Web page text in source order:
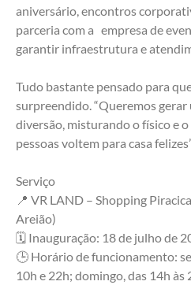
aniversário, encontros
parceria com a   empresa de
garantir infraestrutura e
Tudo bastante pensado para
surpreendido. “Queremos
diversão, misturando o físico e
pessoas voltem para casa
Serviço
📍 VR LAND – Shopping
Areião)
🗓️ Inauguração: 18 de julho de
🕒 Horário de funcionamento:
10h e 22h; domingo, das 14h às